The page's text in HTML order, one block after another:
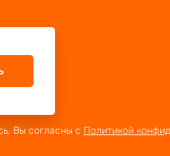
Вы согласны с Политикой